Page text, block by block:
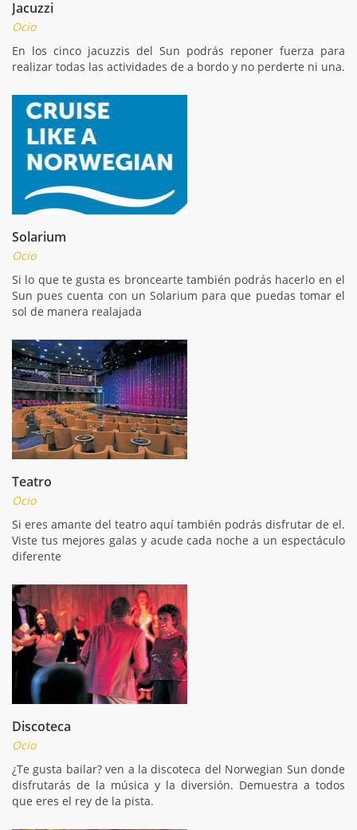
Jacuzzi
Ocio
En los cinco jacuzzis del Sun podrás reponer fuerza para
realizar todas las actividades de a bordo y no perderte ni una.
Solarium
Ocio
Si lo que te gusta es broncearte también podrás hacerlo en el
Sun pues cuenta con un Solarium para que puedas tomar el
sol de manera realajada
Teatro
Ocio
Si eres amante del teatro aquí también podrás disfrutar de el.
Viste tus mejores galas y acude cada noche a un espectáculo
diferente
Discoteca
Ocio
¿Te gusta bailar? ven a la discoteca del Norwegian Sun donde
disfrutarás de la música y la diversión. Demuestra a todos
que eres el rey de la pista.